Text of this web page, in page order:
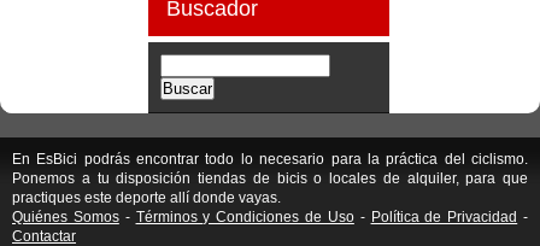
Buscador
En EsBici podrás encontrar todo lo necesario para la práctica del ciclismo.
Ponemos a tu disposición tiendas de bicis o locales de alquiler, para que
practiques este deporte allí donde vayas.
Quiénes Somos- Términos y Condiciones de Uso- Política de Privacidad -
Contactar